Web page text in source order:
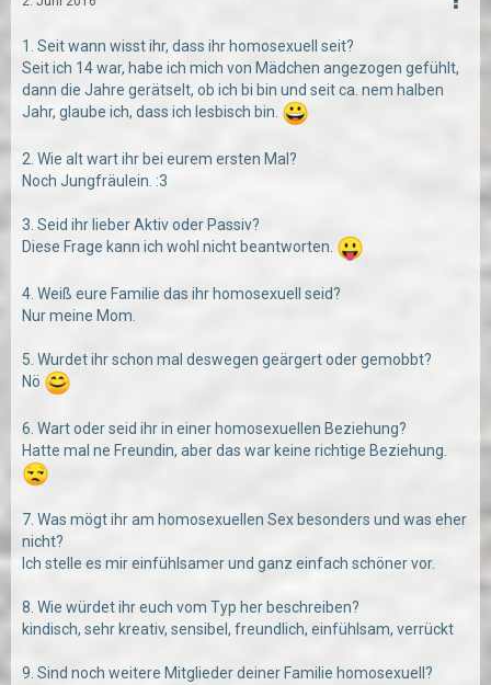
1. Seit wann wisst ihr, dass ihr homosexuell seit?
Seit ich 14 war, habe ich mich von Mädchen angezogen gefühlt,
dann die Jahre gerätselt, ob ich bi bin und seit ca. nem halben
Jahr, glaube ich, dass ich lesbisch bin.
2. Wie alt wart ihr bei eurem ersten Mal?
Noch Jungfräulein. :3
3. Seid ihr lieber Aktiv oder Passiv?
Diese Frage kann ich wohl nicht beantworten.
4. Weiß eure Familie das ihr homosexuell seid?
Nur meine Mom.
5. Wurdet ihr schon mal deswegen geärgert oder gemobbt?
Nö
6. Wart oder seid ihr in einer homosexuellen Beziehung?
Hatte mal ne Freundin, aber das war keine richtige Beziehung.
7. Was mögt ihr am homosexuellen Sex besonders und was eher
nicht?
Ich stelle es mir einfühlsamer und ganz einfach schöner vor.
8. Wie würdet ihr euch vom Typ her beschreiben?
kindisch, sehr kreativ, sensibel, freundlich, einfühlsam, verrückt
9. Sind noch weitere Mitglieder deiner Familie homosexuell?